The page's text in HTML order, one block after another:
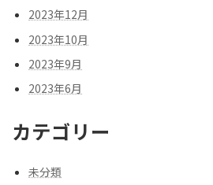
2023年12月
2023年10月
2023年9月
2023年6月
カテゴリー
未分類